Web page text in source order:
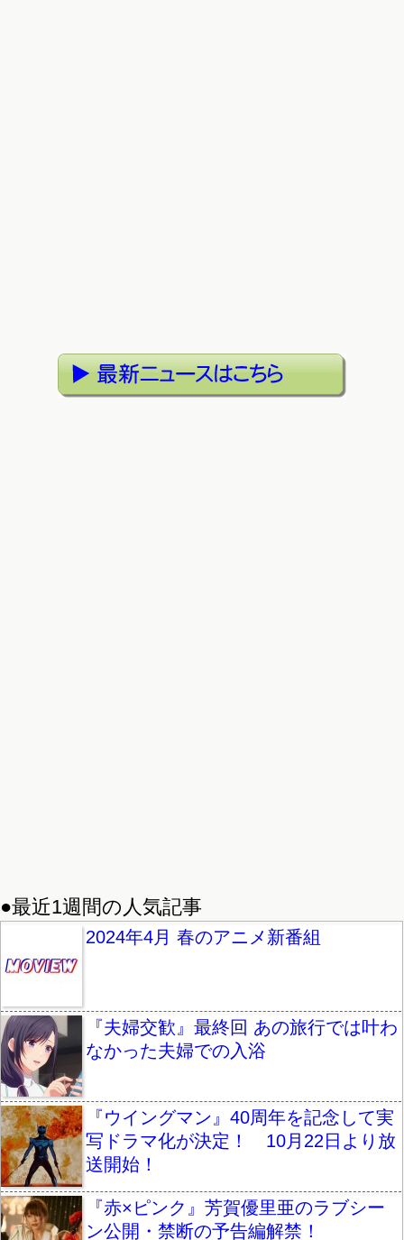
●最近1週間の人気記事
2024年4月 春のアニメ新番組
『夫婦交歓』最終回 あの旅行では叶わ
なかった夫婦での入浴
『ウイングマン』40周年を記念して実
写ドラマ化が決定！ 10月22日より放
送開始！
『赤×ピンク』芳賀優里亜のラブシー
ン公開・禁断の予告編解禁！